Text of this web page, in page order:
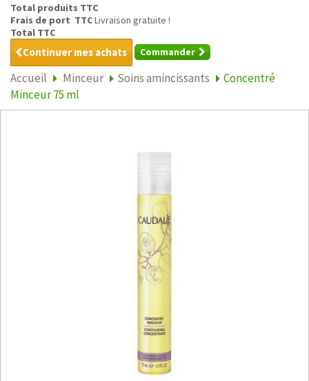
Total produits TTC
Frais de port TTCLivraison gratuite !
Total TTC
Continuer mes achats Commander
Accueil Minceur Soins amincissants
Concentré
Minceur 75 ml